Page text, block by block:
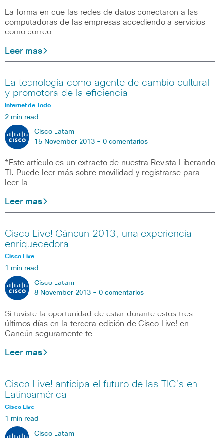
La forma en que las redes de datos conectaron a las
computadoras de las empresas accediendo a servicios
como correo
Leer mas
La tecnología como agente de cambio cultural
y promotora de la eficiencia
Internet de Todo
2 min read
Cisco Latam
15 November 2013 - 0 comentarios
*Este artículo es un extracto de nuestra Revista Liberando
TI. Puede leer más sobre movilidad y registrarse para
leer la
Leer mas
Cisco Live! Cáncun 2013, una experiencia
enriquecedora
Cisco Live
1 min read
Cisco Latam
8 November 2013 - 0 comentarios
Si tuviste la oportunidad de estar durante estos tres
últimos días en la tercera edición de Cisco Live! en
Cancún seguramente te
Leer mas
Cisco Live! anticipa el futuro de las TIC’s en
Latinoamérica
Cisco Live
1 min read
Cisco Latam